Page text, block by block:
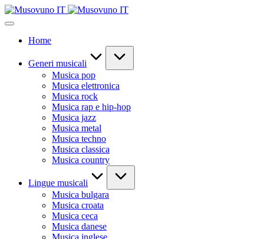
Skip
to
Home
Generi musicali
Musica pop
Musica elettronica
Musica rock
Musica rap e hip-hop
Musica jazz
Musica metal
Musica techno
Musica classica
Musica country
Lingue musicali
Musica bulgara
Musica croata
Musica ceca
Musica danese
Musica inglese